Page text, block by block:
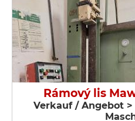
Rámový lis
Verkauf / Angebot